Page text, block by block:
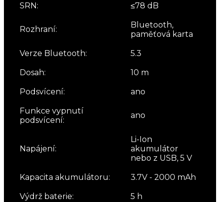
SRN: ≤78 dB
Rozhraní:
Bluetooth,
paměťová karta
Verze Bluetooth: 5.3
Dosah: 10 m
Podsvícení: ano
Funkce vypnutí
podsvícení:
ano
Napájení:
Li-Ion
akumulátor
nebo z USB, 5 V
Kapacita akumulátoru: 3.7V - 2000 mAh
Výdrž baterie: 5 h